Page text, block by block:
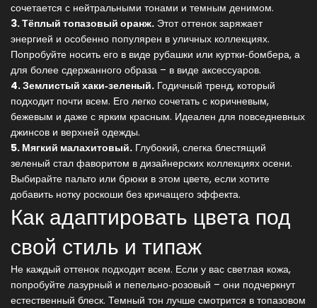
сочетается с нейтральными тонами и темным денимом.
3. Тёплый топазовый оранж. Этот оттенок заряжает
энергией и особенно популярен в уличных коллекциях.
Попробуйте носить его в виде рубашки или куртки‑бомбера, а
для более сдержанного образа – в виде аксессуаров.
4. Землистый хаки‑зеленый. Годичный тренд, который
подходит почти всем. Его легко сочетать с коричневым,
бежевым и даже с ярким красным. Идеален для повседневных
джинсов и верхней одежды.
5. Мягкий малахитовый. Глубокий, слегка блестящий
зеленый стал фаворитом в дизайнерских коллекциях осени.
Выбирайте пальто или брюки в этом цвете, если хотите
добавить нотку роскоши без кричащего эффекта.
Как адаптировать цвета под
свой стиль и типаж
Не каждый оттенок подходит всем. Если у вас светлая кожа,
попробуйте лазурный и пепельно‑розовый – они подчеркнут
естественный блеск. Темный тон лучше смотрится в топазовом